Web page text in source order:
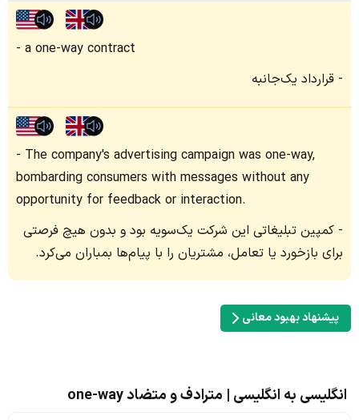
a one-way contract
قرارداد یک‌جانبه
The company's advertising campaign was one-way,
bombarding consumers with messages without any
opportunity for feedback or interaction.
کمپین تبلیغاتی این شرکت یک‌سویه بود و بدون هیچ فرصتی
برای بازخورد یا تعامل، مشتریان را با پیام‌ها بمباران می‌کرد.
پیشنهاد بهبود معانی
انگلیسی به انگلیسی | مترادف و متضاد one-way